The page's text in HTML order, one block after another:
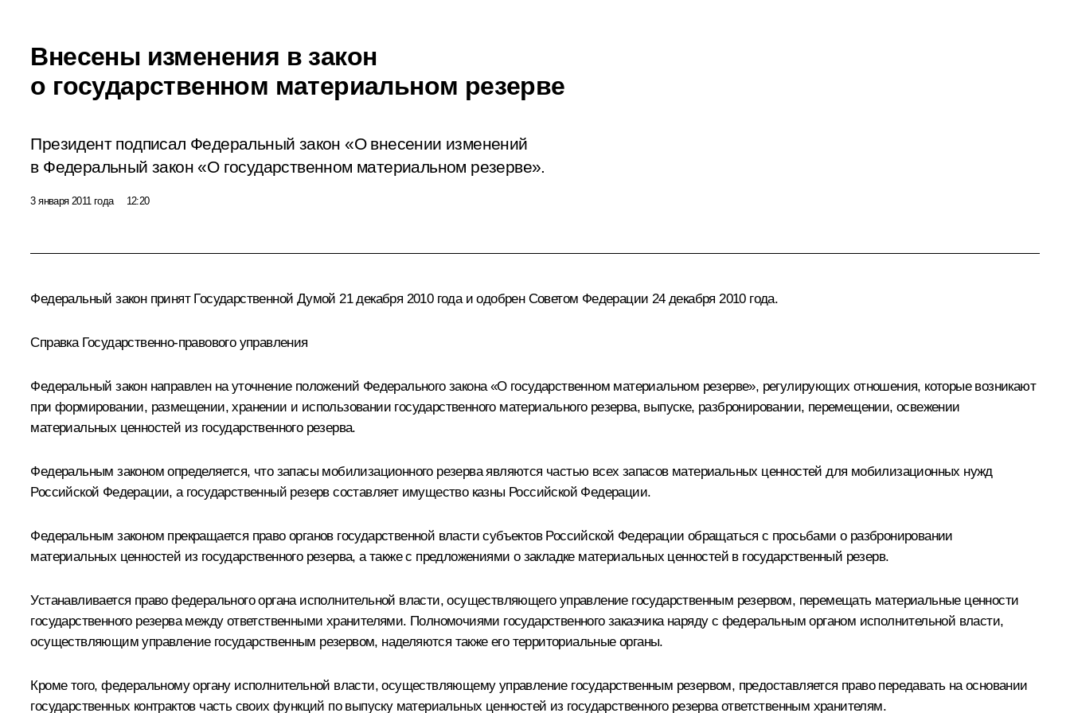
Внесены изменения в закон
о государственном материальном резерве
Президент подписал Федеральный закон «О внесении изменений
в Федеральный закон «О государственном материальном резерве».
3 января 2011 года 12:20
Федеральный закон принят Государственной Думой 21 декабря 2010 года и одобрен Советом Федерации 24 декабря 2010 года.
Справка Государственно-правового управления
Федеральный закон направлен на уточнение положений Федерального закона «О государственном материальном резерве», регулирующих отношения, которые возникают
при формировании, размещении, хранении и использовании государственного материального резерва, выпуске, разбронировании, перемещении, освежении
материальных ценностей из государственного резерва.
Федеральным законом определяется, что запасы мобилизационного резерва являются частью всех запасов материальных ценностей для мобилизационных нужд
Российской Федерации, а государственный резерв составляет имущество казны Российской Федерации.
Федеральным законом прекращается право органов государственной власти субъектов Российской Федерации обращаться с просьбами о разбронировании
материальных ценностей из государственного резерва, а также с предложениями о закладке материальных ценностей в государственный резерв.
Устанавливается право федерального органа исполнительной власти, осуществляющего управление государственным резервом, перемещать материальные ценности
государственного резерва между ответственными хранителями. Полномочиями государственного заказчика наряду с федеральным органом исполнительной власти,
осуществляющим управление государственным резервом, наделяются также его территориальные органы.
Кроме того, федеральному органу исполнительной власти, осуществляющему управление государственным резервом, предоставляется право передавать на основании
государственных контрактов часть своих функций по выпуску материальных ценностей из государственного резерва ответственным хранителям.